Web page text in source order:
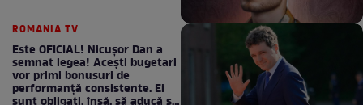
ROMANIA TV
Este OFICIAL! Nicușor Dan a
semnat legea! Acești bugetari
vor primi bonusuri de
performanță consistente. Ei